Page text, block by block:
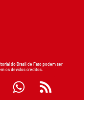
do Brasil de Fato podem ser
os devidos créditos.